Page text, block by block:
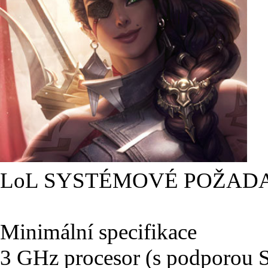
LoL SYSTÉMOVÉ
Minimální specifikace
3 GHz procesor (s podporou